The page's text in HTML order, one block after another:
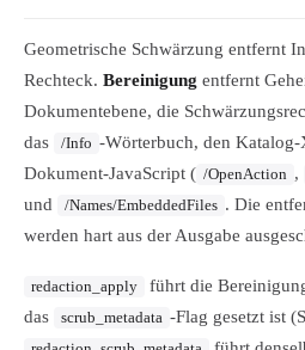
Geometrische Schwärzung entfernt
Rechteck. Bereinigung entfernt
Dokumentebene, die
das
/Info -Wörterbuch, den
Dokument-JavaScript ( /OpenAction ,
und
/Names/EmbeddedFiles . Die
werden hart aus der Ausgabe
redaction_apply
führt die
das
scrub_metadata -Flag gesetzt ist